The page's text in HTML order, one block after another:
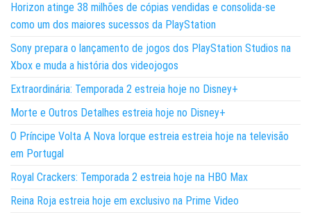
Horizon atinge 38 milhões de cópias vendidas e consolida-se
como um dos maiores sucessos da PlayStation
Sony prepara o lançamento de jogos dos PlayStation Studios na
Xbox e muda a história dos videojogos
Extraordinária: Temporada 2 estreia hoje no Disney+
Morte e Outros Detalhes estreia hoje no Disney+
O Príncipe Volta A Nova Iorque estreia estreia hoje na televisão
em Portugal
Royal Crackers: Temporada 2 estreia hoje na HBO Max
Reina Roja estreia hoje em exclusivo na Prime Video